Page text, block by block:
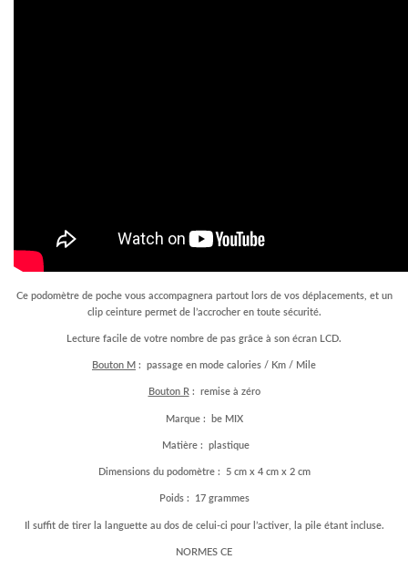
Ce podomètre de poche vous accompagnera partout lors de vos déplacements, et un
clip ceinture permet de l’accrocher en toute sécurité.
Lecture facile de votre nombre de pas grâce à son écran LCD.
Bouton M : passage en mode calories / Km / Mile
Bouton R: remise à zéro
Marque : be MIX
Matière : plastique
Dimensions du podomètre : 5 cm x 4 cm x 2 cm
Poids : 17 grammes
Il suffit de tirer la languette au dos de celui-ci pour l’activer, la pile étant incluse.
NORMES CE